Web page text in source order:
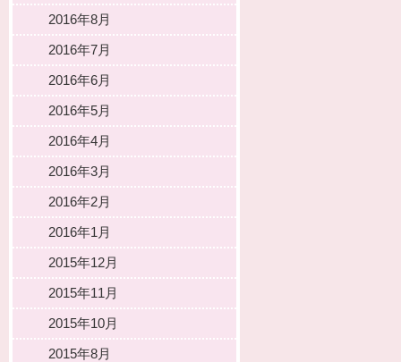
2016年8月
2016年7月
2016年6月
2016年5月
2016年4月
2016年3月
2016年2月
2016年1月
2015年12月
2015年11月
2015年10月
2015年8月